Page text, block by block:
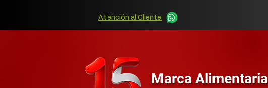
Atención al Cliente
Marca Alimentaria